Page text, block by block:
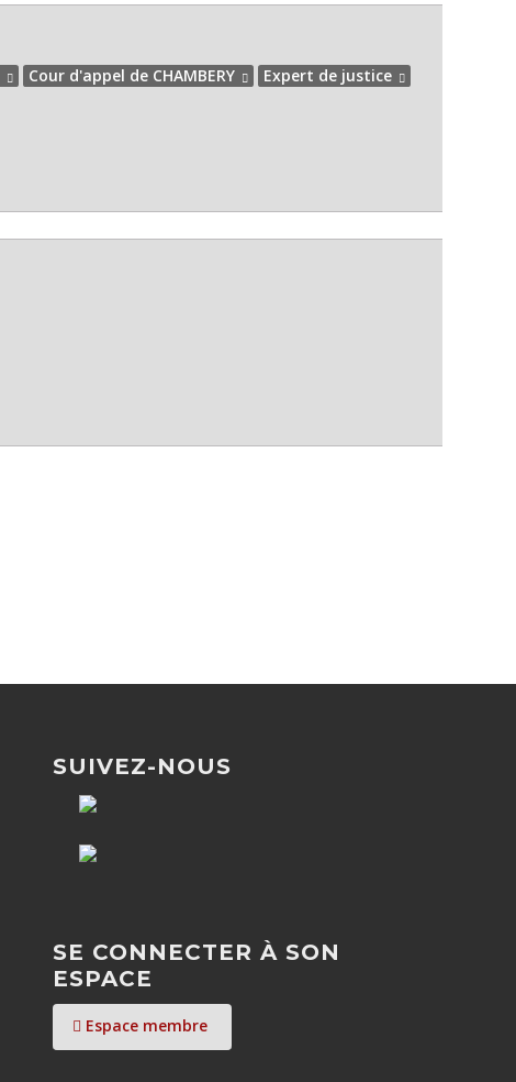
Cour d'appel de CHAMBERY
Expert de justice
SUIVEZ-NOUS
SE CONNECTER À SON
ESPACE
Espace membre